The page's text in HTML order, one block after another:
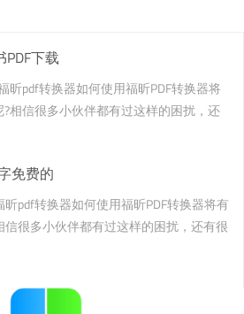
下载
昕pdf转换器如何使用福昕PDF转换器将
相信很多小伙伴都有过这样的困扰，还
免费的
pdf转换器如何使用福昕PDF转换器将有
很多小伙伴都有过这样的困扰，还有很